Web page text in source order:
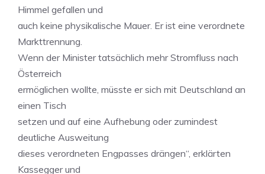
Himmel gefallen und
auch keine physikalische Mauer. Er ist eine verordnete
Markttrennung.
Wenn der Minister tatsächlich mehr Stromfluss nach
Österreich
ermöglichen wollte, müsste er sich mit Deutschland an
einen Tisch
setzen und auf eine Aufhebung oder zumindest
deutliche Ausweitung
dieses verordneten Engpasses drängen“, erklärten
Kassegger und